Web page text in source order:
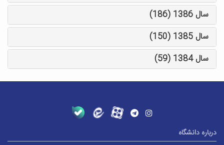
سال 1386 (186)
سال 1385 (150)
سال 1384 (59)
درباره دانشگاه